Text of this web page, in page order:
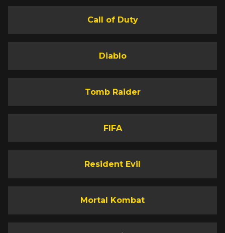
Call of Duty
Diablo
Tomb Raider
FIFA
Resident Evil
Mortal Kombat